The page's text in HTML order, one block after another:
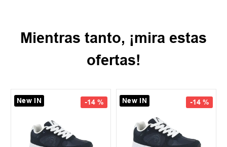
Mientras tanto, ¡mira estas
ofertas!
-14 %
New IN -14 %
New IN